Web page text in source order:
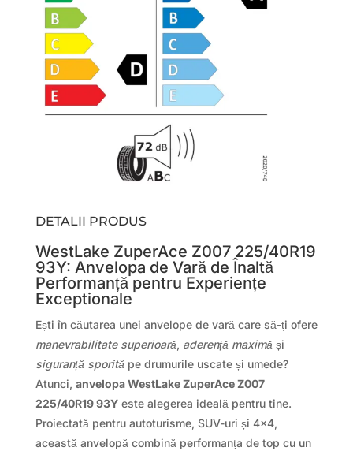
DETALII PRODUS
WestLake ZuperAce Z007 225/40R19
93Y: Anvelopa de Vară de Înaltă
Performanță pentru Experiențe
Exceptionale
Ești în căutarea unei anvelope de vară care să-ți ofere
manevrabilitate superioară, aderență maximă și
siguranță sporită pe drumurile uscate și umede?
Atunci, anvelopa WestLake ZuperAce Z007
225/40R19 93Yeste alegerea ideală pentru tine.
Proiectată pentru autoturisme, SUV-uri și 4×4,
această anvelopă combină performanța de top cu un